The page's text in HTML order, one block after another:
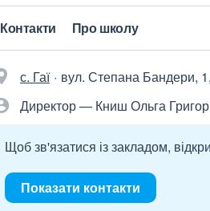
Контакти Про школу
с. Гаї вул. Степана Бандери,
Директор — Книш Ольга
Щоб зв'язатися із закладом,
Показати контакти